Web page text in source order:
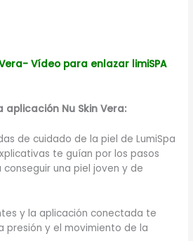
Vídeo para enlazar limiSPA
Nu Skin Vera:
de cuidado de la piel de LumiSpa
te guían por los pasos
una piel joven y de
y la aplicación conectada te
presión y el movimiento de la